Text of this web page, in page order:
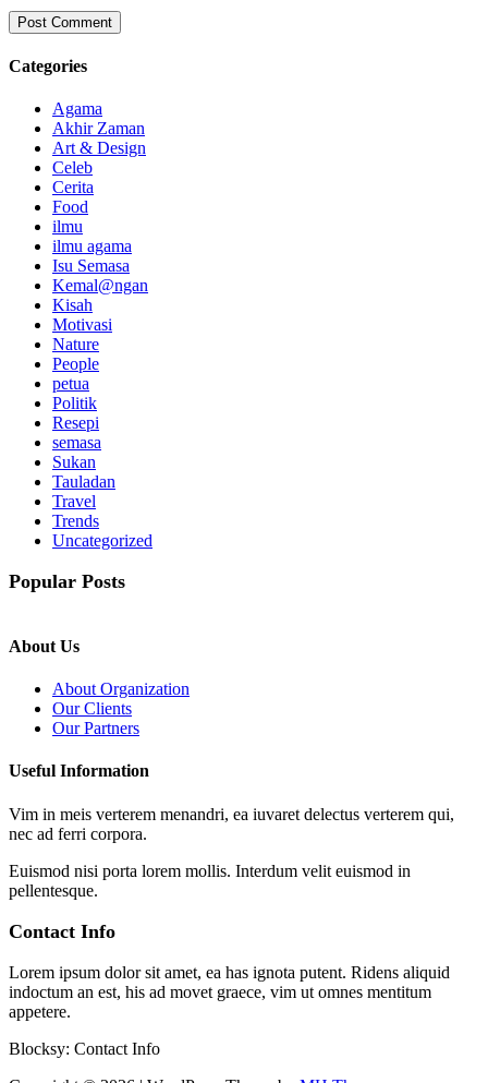
Categories
Agama
Akhir Zaman
Art & Design
Celeb
Cerita
Food
ilmu
ilmu agama
Isu Semasa
Kemal@ngan
Kisah
Motivasi
Nature
People
petua
Politik
Resepi
semasa
Sukan
Tauladan
Travel
Trends
Uncategorized
Popular Posts
About Us
About Organization
Our Clients
Our Partners
Useful Information
Vim in meis verterem menandri, ea iuvaret delectus verterem qui,
nec ad ferri corpora.
Euismod nisi porta lorem mollis. Interdum velit euismod in
pellentesque.
Contact Info
Lorem ipsum dolor sit amet, ea has ignota putent. Ridens aliquid
indoctum an est, his ad movet graece, vim ut omnes mentitum
appetere.
Blocksy: Contact Info